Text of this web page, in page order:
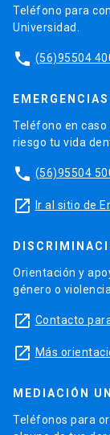
Teléfono para
Universidad.
phone (56)95504
Teléfono en
riesgo tu vida
phone (56)95504
launch Ir al sitio de
Orientación y
género o
launch Contacto
launch Más
MEDIACIÓN
Teléfonos para